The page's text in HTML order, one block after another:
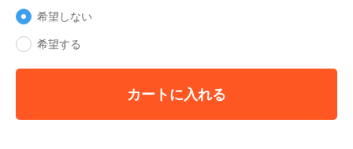
希望しない
希望する
カートに入れる